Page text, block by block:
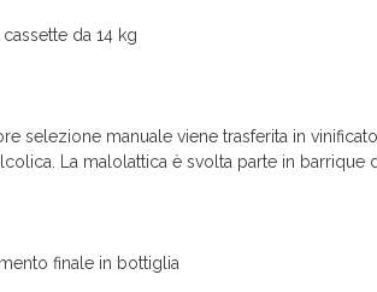
da 14 kg
selezione manuale viene trasferita in
La malolattica è svolta parte in barrique
finale in bottiglia